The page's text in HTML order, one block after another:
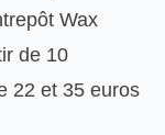
Wax
de 10
22 et 35 euros